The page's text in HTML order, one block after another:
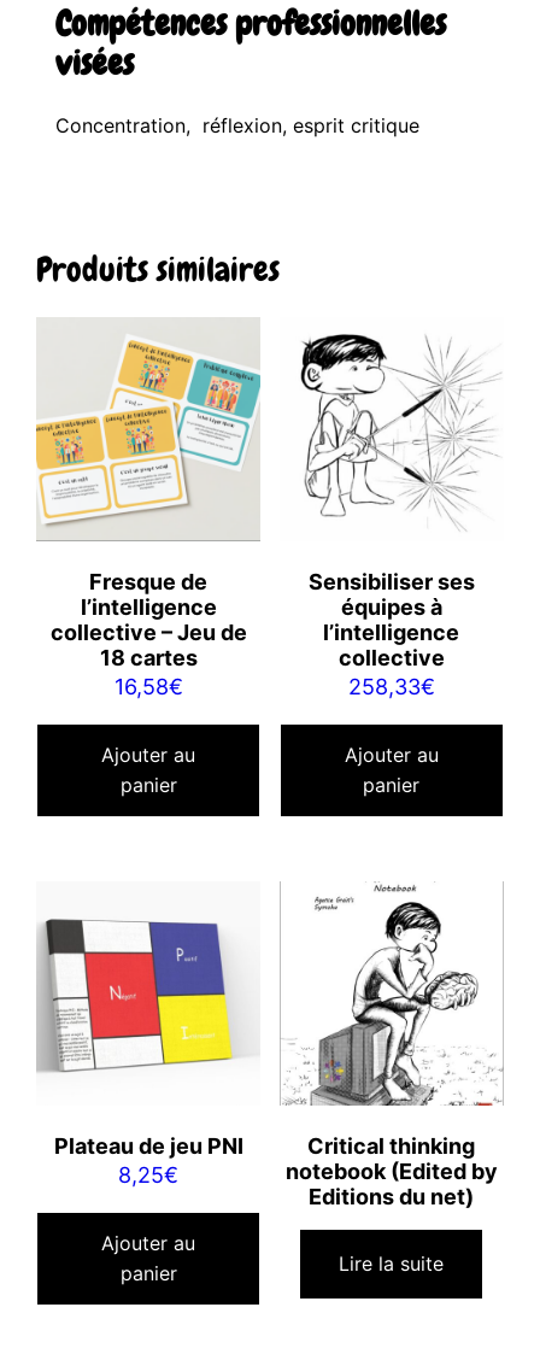
Compétences professionnelles
visées
Concentration, réflexion, esprit critique
Produits similaires
Fresque de
l’intelligence
collective – Jeu de
18 cartes
16,58€
Ajouter au
panier
Sensibiliser ses
équipes à
l’intelligence
collective
258,33€
Ajouter au
panier
Plateau de jeu PNI
8,25€
Ajouter au
panier
Critical thinking
notebook (Edited by
Editions du net)
Lire la suite